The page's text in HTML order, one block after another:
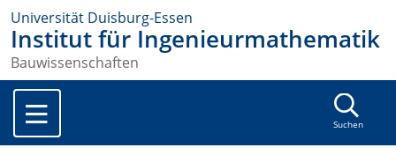
Universität Duisburg-Essen
Institut für Ingenieurmathematik
Bauwissenschaften
Suchen